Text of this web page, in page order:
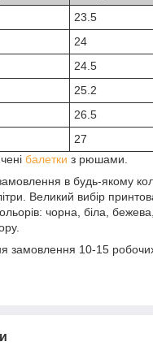
23.5
24
24.5
25.2
26.5
27
балетки з рюшами.
в будь-якому
Великий вибір
чорна, біла,
замовлення 10-15 робочих